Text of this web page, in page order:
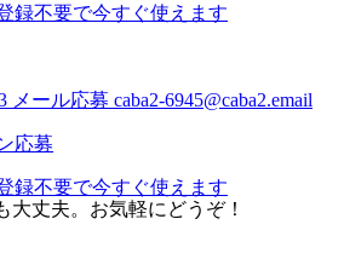
録不要で今すぐ使えます
メール応募 caba2-6945@caba2.email
応募
録不要で今すぐ使えます
大丈夫。お気軽にどうぞ！